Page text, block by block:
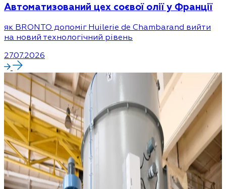
Автоматизований цех соєвої олії у Франції
як BRONTO допоміг Huilerie de Chambarand вийти
на новий технологічний рівень
27.07.2026